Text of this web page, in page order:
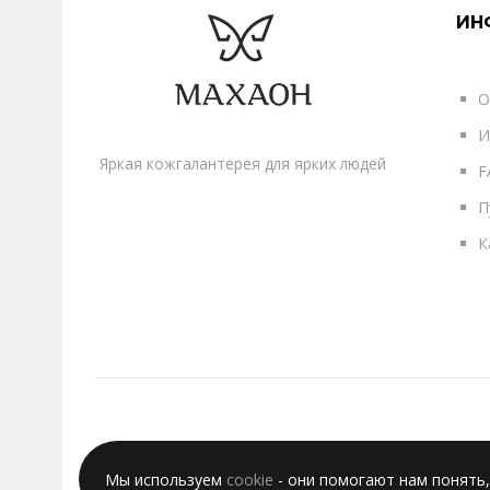
Яркая кожгалантерея для ярких людей
Мы используем cookie - они помогают нам